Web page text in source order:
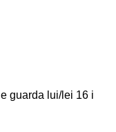
e guarda lui/lei 16 i